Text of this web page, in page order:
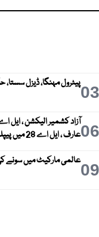
03پیٹرول مہنگا، ڈیزل
06عارف ، ایل اے 28 میں پیپلز پارٹی کے بازل نقوی کامیاب
09عالمی مارکیٹ میں سونے